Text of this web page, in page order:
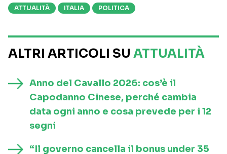
ATTUALITÀ ITALIA POLITICA
ALTRI ARTICOLI SU ATTUALITÀ
Anno del Cavallo 2026: cos’è il
Capodanno Cinese, perché cambia
data ogni anno e cosa prevede per i 12
segni
“Il governo cancella il bonus under 35